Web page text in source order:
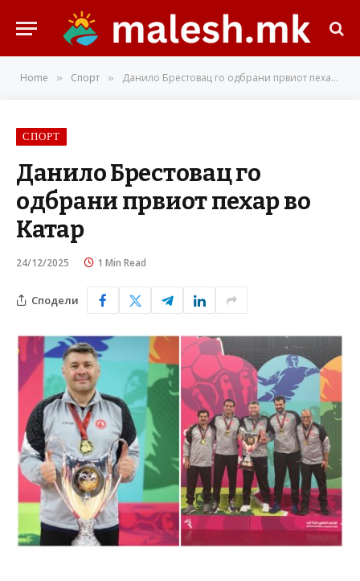
Home » Спорт » Данило Брестовац го одбрани првиот пехар во Катар
СПОРТ
Данило Брестовац го
одбрани првиот пехар во
Катар
24/12/2025 1 Min Read
Сподели